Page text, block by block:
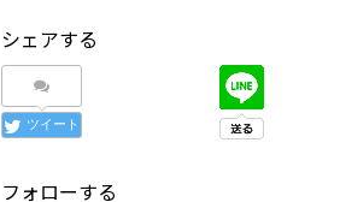
シェアする
ツイート
フォローする